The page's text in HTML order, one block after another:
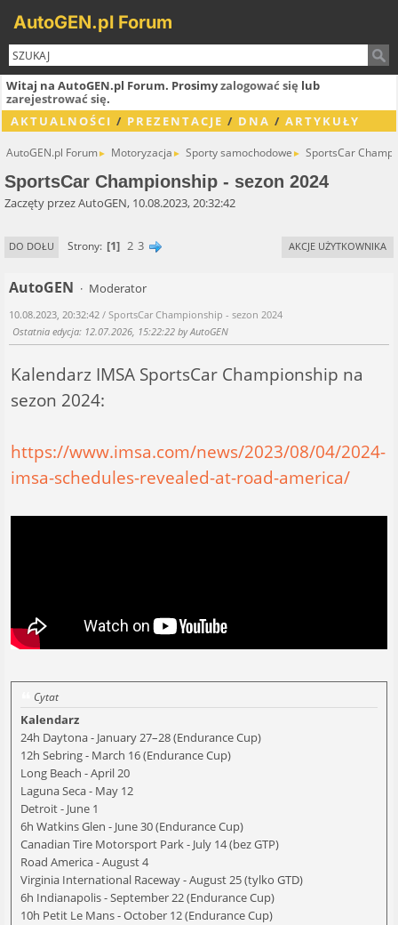
AutoGEN.pl Forum
Witaj na AutoGEN.pl Forum. Prosimyzalogować się lub
zarejestrować się.
AKTUALNOŚCI / PREZENTACJE / DNA / ARTYKUŁY
AutoGEN.pl Forum► Motoryzacja ► Sporty samochodowe ► SportsCar
SportsCar Championship - sezon 2024
Zaczęty przez AutoGEN, 10.08.2023, 20:32:42
DO DOŁU Strony 1 2 3 AKCJE UŻYTKOWNIKA
AutoGEN Moderator
10.08.2023, 20:32:42 / SportsCar Championship - sezon 2024
Ostatnia edycja: 12.07.2026, 15:22:22 by AutoGEN
Kalendarz IMSA SportsCar Championship na
sezon 2024:
https://www.imsa.com/news/2023/08/04/2024-
imsa-schedules-revealed-at-road-america/
Cytat
Kalendarz
24h Daytona - January 27–28 (Endurance Cup)
12h Sebring - March 16 (Endurance Cup)
Long Beach - April 20
Laguna Seca - May 12
Detroit - June 1
6h Watkins Glen - June 30 (Endurance Cup)
Canadian Tire Motorsport Park - July 14 (bez GTP)
Road America - August 4
Virginia International Raceway - August 25 (tylko GTD)
6h Indianapolis - September 22 (Endurance Cup)
10h Petit Le Mans - October 12 (Endurance Cup)